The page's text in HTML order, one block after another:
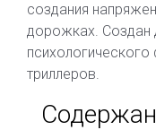
создания
дорожках. Создан
триллеров.